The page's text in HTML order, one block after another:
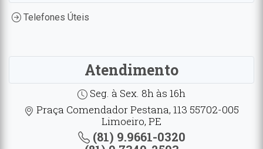
Telefones Úteis
Atendimento
Seg. à Sex. 8h às 16h
Praça Comendador Pestana, 113 55702-005
Limoeiro, PE
(81) 9.9661-0320